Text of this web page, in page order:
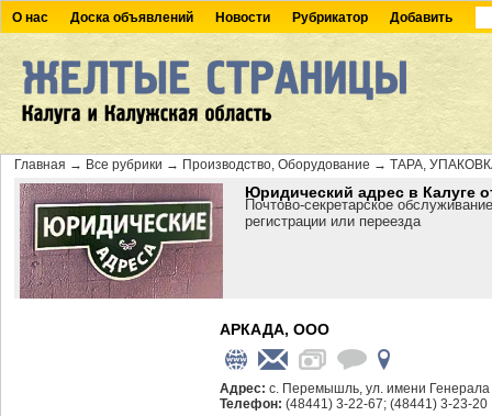
О нас Доска объявлений Новости Рубрикатор Добавить
Главная → Все рубрики → Производство, Оборудование → ТАРА,
Юридический адрес в Калуге
Почтово-секретарское
регистрации или переезда
АРКАДА, ООО
Адрес: с. Перемышль, ул. имени Генерала
Телефон: (48441) 3-22-67; (48441) 3-23-20